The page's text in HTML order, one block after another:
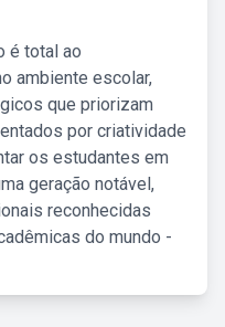
é total ao
ambiente escolar,
que priorizam
por criatividade
os estudantes em
geração notável,
reconhecidas
do mundo -